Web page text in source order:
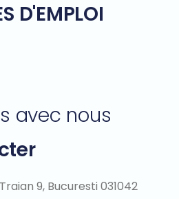
D'EMPLOI
avec nous
9, Bucuresti 031042